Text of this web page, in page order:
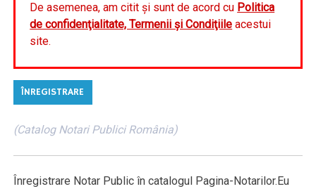
De asemenea, am citit şi sunt de acord cu Politica
de confidenţialitate, Termenii şi Condiţiile acestui
site.
(Catalog Notari Publici România)
Înregistrare Notar Public în catalogul Pagina-Notarilor.Eu